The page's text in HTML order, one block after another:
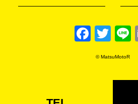
F
T
er
© MatsuMotoR